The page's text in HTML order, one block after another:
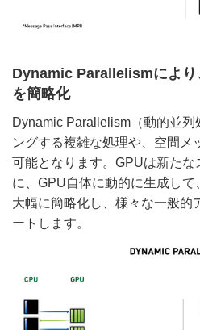
Dynamic Parallelismにより
を簡略化
Dynamic Parallelism（動的並列
ングする複雑な処理や、空間メ
可能となります。GPUは新た
に、GPU自体に動的に生成し
大幅に簡略化し、様々な一般的
ートします。